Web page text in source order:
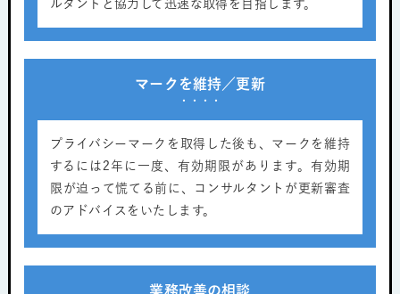
ルタントと協力して迅速な取得を目指します。
マークを維持／更新
プライバシーマークを取得した後も、マークを維持
するには2年に一度、有効期限があります。有効期
限が迫って慌てる前に、コンサルタントが更新審査
のアドバイスをいたします。
業務改善の相談